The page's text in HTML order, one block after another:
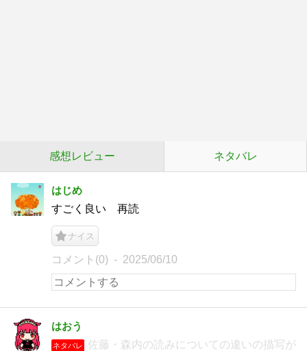
感想レビュー ネタバレ
はじめ
すごく良い 再読
ナイス
コメント(0) 2025/06/10
はおう
ネタバレ
佐藤・森内の読みについての違いの描写が